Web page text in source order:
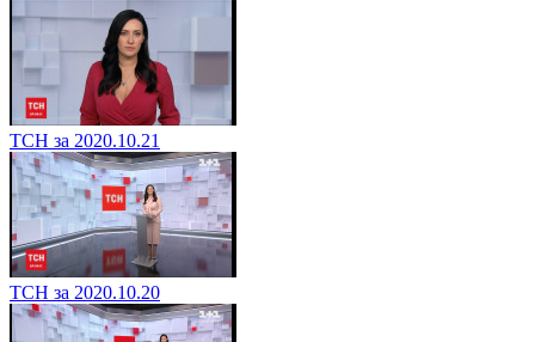
ТСН за 2020.10.21
ТСН за 2020.10.20